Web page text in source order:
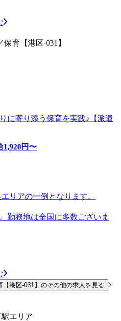
育【港区-031】
に寄り添う保育を実践♪【派遣
1,920円〜
リアの一例となります。
勤務地は全国に多数ございま
港区-031】のその他の求人を見る
エリア